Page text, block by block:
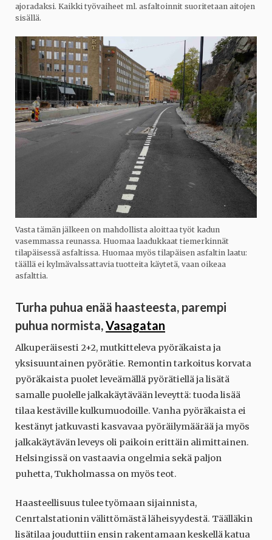
ajoradaksi. Kaikki työvaiheet ml. asfaltoinnit suoritetaan aitojen
sisällä.
Vasta tämän jälkeen on mahdollista aloittaa työt kadun
vasemmassa reunassa. Huomaa laadukkaat tiemerkinnät
tilapäisessä asfaltissa. Huomaa myös tilapäisen asfaltin laatu:
täällä ei kylmävalssattavia tuotteita käytetä, vaan oikeaa
asfalttia.
Turha puhua enää haasteesta, parempi
puhua normista,Vasagatan
Alkuperäisesti 2+2, mutkitteleva pyöräkaista ja
yksisuuntainen pyörätie. Remontin tarkoitus korvata
pyöräkaista puolet leveämällä pyörätiellä ja lisätä
samalle puolelle jalkakäytävään leveyttä: tuoda lisää
tilaa kestäville kulkumuodoille. Vanha pyöräkaista ei
kestänyt jatkuvasti kasvavaa pyöräilymäärää ja myös
jalkakäytävän leveys oli paikoin erittäin alimittainen.
Helsingissä on vastaavia ongelmia sekä paljon
puhetta, Tukholmassa on myös teot.
Haasteellisuus tulee työmaan sijainnista,
Cenrtalstationin välittömästä läheisyydestä. Täälläkin
lisätilaa jouduttiin ensin rakentamaan keskellä katua